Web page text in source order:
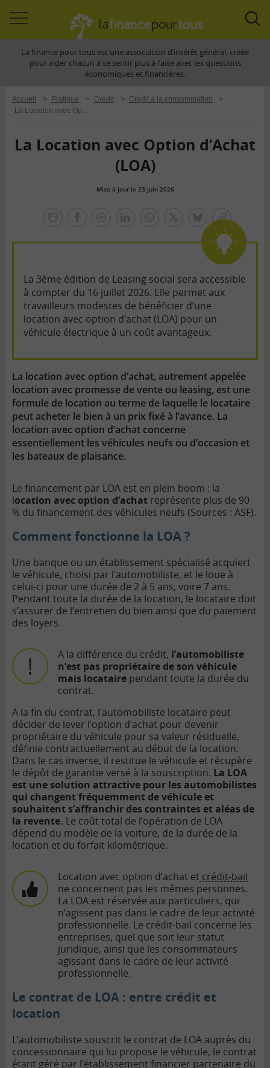
àLa finance pour tous est une association d’intérêt général, créée
pour aider chacun à se sentir plus à l’aise avec les questions
économiques et financières.
Accueil > Pratique > Crédit > Crédit à la consommation
>
La Location avec Option d’Achat (LOA)
La Location avec Option d’Achat
(LOA)
Mise à jour le 23 juin 2026
tous
TwitterblueskyCopier
le
lien
La 3ème édition de Leasing social sera accessible
à compter du 16 juillet 2026. Elle permet aux
travailleurs modestes de bénéficier d’une
location avec option d’achat (LOA) pour un
véhicule électrique à un coût avantageux.
La location avec option d’achat, autrement appelée
location avec promesse de vente ou leasing, est une
formule de location au terme de laquelle le locataire
peut acheter le bien à un prix fixé à l’avance. La
location avec option d’achat concerne
essentiellement les véhicules neufs ou d’occasion et
les bateaux de plaisance.
Le financement par LOA est en plein boom : la
location avec option d’achat représente plus de 90
% du financement des véhicules neufs (Sources : ASF).
Comment fonctionne la LOA ?
Une banque ou un établissement spécialisé acquiert
le véhicule, choisi par l’automobiliste, et le loue à
celui-ci pour une durée de 2 à 5 ans, voire 7 ans.
Pendant toute la durée de la location, le locataire doit
s’assurer de l’entretien du bien ainsi que du paiement
des loyers.
A la différence du crédit, l’automobiliste
n’est pas propriétaire de son véhicule
mais locataire pendant toute la durée du
contrat.
A la fin du contrat, l’automobiliste locataire peut
décider de lever l’option d’achat pour devenir
propriétaire du véhicule pour sa valeur résiduelle,
définie contractuellement au début de la location.
Dans le cas inverse, il restitue le véhicule et récupère
le dépôt de garantie versé à la souscription. La LOA
est une solution attractive pour les automobilistes
qui changent fréquemment de véhicule et
souhaitent s’affranchir des contraintes et aléas de
la revente. Le coût total de l’opération de LOA
dépend du modèle de la voiture, de la durée de la
location et du forfait kilométrique.
Location avec option d’achat et crédit-bail
ne concernent pas les mêmes personnes.
La LOA est réservée aux particuliers, qui
n’agissent pas dans le cadre de leur activité
professionnelle. Le crédit-bail concerne les
entreprises, quel que soit leur statut
juridique, ainsi que les consommateurs
agissant dans le cadre de leur activité
professionnelle.
Le contrat de LOA : entre crédit et
location
L’automobiliste souscrit le contrat de LOA auprès du
concessionnaire qui lui propose le véhicule, le contrat
étant géré par l’établissement financier partenaire du